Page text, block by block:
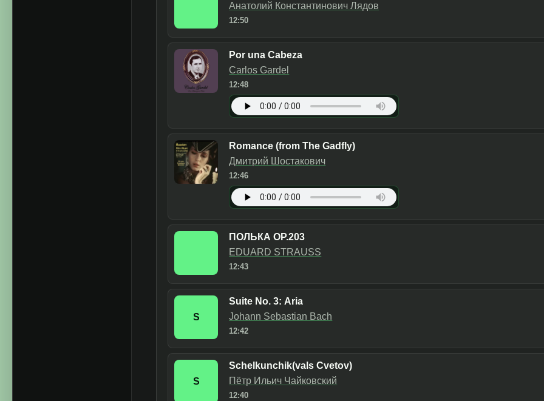
Анатолий Константинович Лядов
12:50
Por una Cabeza
Carlos Gardel
12:48
Romance (from The Gadfly)
Дмитрий Шостакович
12:46
ПОЛЬКА OP.203
EDUARD STRAUSS
12:43
S
Suite No. 3: Aria
Johann Sebastian Bach
12:42
S
Schelkunchik(vals Cvetov)
Пётр Ильич Чайковский
12:40